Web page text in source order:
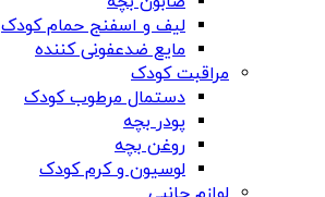
لیف و اسفنج حمام کودک
مایع ضدعفونی کننده
مراقبت کودک
دستمال مرطوب کودک
پودر بچه
روغن بچه
لوسیون و کرم کودک